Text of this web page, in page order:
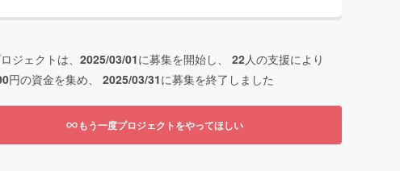
ジェクトは、 2025/03/01に募集を開始し、 22人の支援により
円の資金を集め、 2025/03/31に募集を終了しました
もう一度プロジェクトをやってほしい